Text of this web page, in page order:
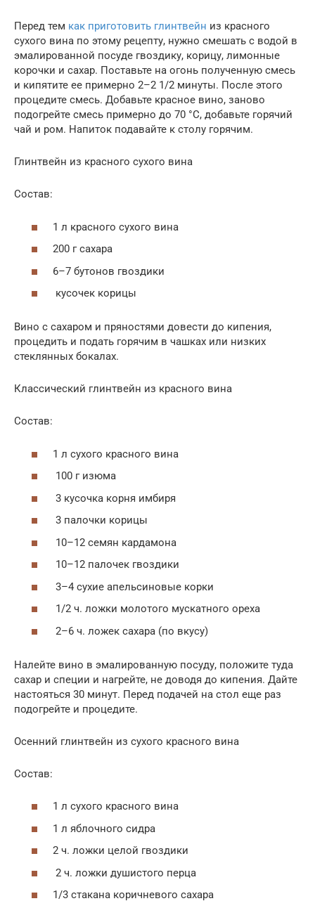
Перед тем как приготовить глинтвейн из красного
сухого вина по этому рецепту, нужно смешать с водой в
эмалированной посуде гвоздику, корицу, лимонные
корочки и сахар. Поставьте на огонь полученную смесь
и кипятите ее примерно 2–2 1/2 минуты. После этого
процедите смесь. Добавьте красное вино, заново
подогрейте смесь примерно до 70 °C, добавьте горячий
чай и ром. Напиток подавайте к столу горячим.
Глинтвейн из красного сухого вина
Состав:
1 л красного сухого вина
200 г сахара
6–7 бутонов гвоздики
кусочек корицы
Вино с сахаром и пряностями довести до кипения,
процедить и подать горячим в чашках или низких
стеклянных бокалах.
Классический глинтвейн из красного вина
Состав:
1 л сухого красного вина
100 г изюма
3 кусочка корня имбиря
3 палочки корицы
10–12 семян кардамона
10–12 палочек гвоздики
3–4 сухие апельсиновые корки
1/2 ч. ложки молотого мускатного ореха
2–6 ч. ложек сахара (по вкусу)
Налейте вино в эмалированную посуду, положите туда
сахар и специи и нагрейте, не доводя до кипения. Дайте
настояться 30 минут. Перед подачей на стол еще раз
подогрейте и процедите.
Осенний глинтвейн из сухого красного вина
Состав:
1 л сухого красного вина
1 л яблочного сидра
2 ч. ложки целой гвоздики
2 ч. ложки душистого перца
1/3 стакана коричневого сахара